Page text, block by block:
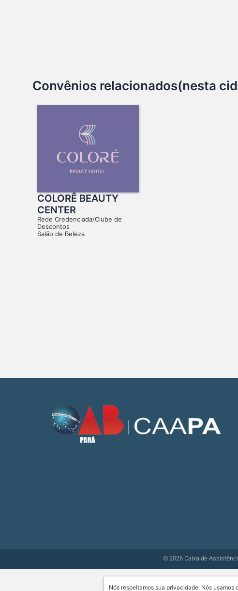
Convênios relacionados(nesta
COLORÊ BEAUTY
CENTER
Rede Credenciada/Clube de
Descontos
Salão de Beleza
Nós respeitamos sua privacidade. Nós
© 2026 Caixa de